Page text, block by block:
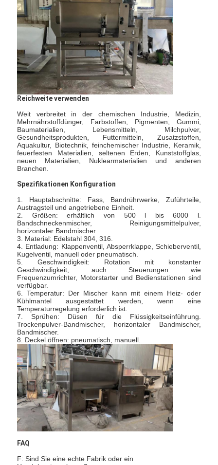
Produkte
Über uns
Fabrik Tour
Qualitätskontrolle
Kontakt
Nachrichten
Alle Fälle
Zentrifugaler HochgeschwindigkeitsSprühtrockner
Vibrierender Wirbelschichttrockner
Mikrowellen-Vakuumtrockner
Reichweite verwenden
Weit verbreitet in der chemischen Industrie, Medizin,
Mehrnährstoffdünger, Farbstoffen, Pigmenten, Gummi,
Baumaterialien, Lebensmitteln, Milchpulver,
Gesundheitsprodukten, Futtermitteln, Zusatzstoffen,
Aquakultur, Biotechnik, feinchemischer Industrie, Keramik,
feuerfesten Materialien, seltenen Erden, Kunststoffglas,
neuen Materialien, Nuklearmaterialien und anderen
Branchen.
Spezifikationen Konfiguration
1. Hauptabschnitte: Fass, Bandrührwerke, Zuführteile,
Austragsteil und angetriebene Einheit.
2. Größen: erhältlich von 500 l bis 6000 l.
Bandschneckenmischer, Reinigungsmittelpulver,
horizontaler Bandmischer.
3. Material: Edelstahl 304, 316.
4. Entladung: Klappenventil, Absperrklappe, Schieberventil,
Kugelventil, manuell oder pneumatisch.
5. Geschwindigkeit: Rotation mit konstanter
Geschwindigkeit, auch Steuerungen wie
Frequenzumrichter, Motorstarter und Bedienstationen sind
verfügbar.
6. Temperatur: Der Mischer kann mit einem Heiz- oder
Kühlmantel ausgestattet werden, wenn eine
Temperaturregelung erforderlich ist.
7. Sprühen: Düsen für die Flüssigkeitseinführung.
Trockenpulver-Bandmischer, horizontaler Bandmischer,
Bandmischer.
8. Deckel öffnen: pneumatisch, manuell.
FAQ
F: Sind Sie eine echte Fabrik oder ein